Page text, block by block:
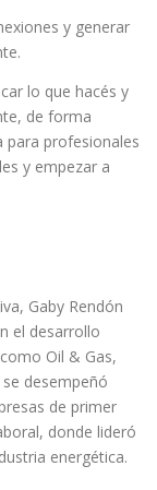
y generar
lo que hacés y
de forma
para profesionales
y empezar a
Gaby Rendón
el desarrollo
Oil & Gas,
desempeñó
de primer
donde lideró
energética.